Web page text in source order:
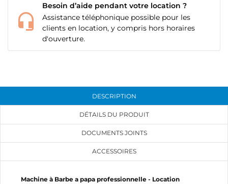
Besoin d’aide pendant votre location ?
Assistance téléphonique possible pour les
clients en location, y compris hors horaires
d'ouverture.
DESCRIPTION
DÉTAILS DU PRODUIT
DOCUMENTS JOINTS
ACCESSOIRES
Machine à Barbe a papa professionnelle - Location